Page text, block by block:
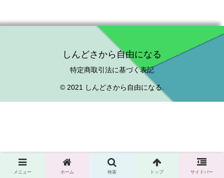
しんどさから自由になる
特定商取引法に基づく表記
© 2021 しんどさから自由になる.
メニュー ホーム 検索 トップ サイドバー